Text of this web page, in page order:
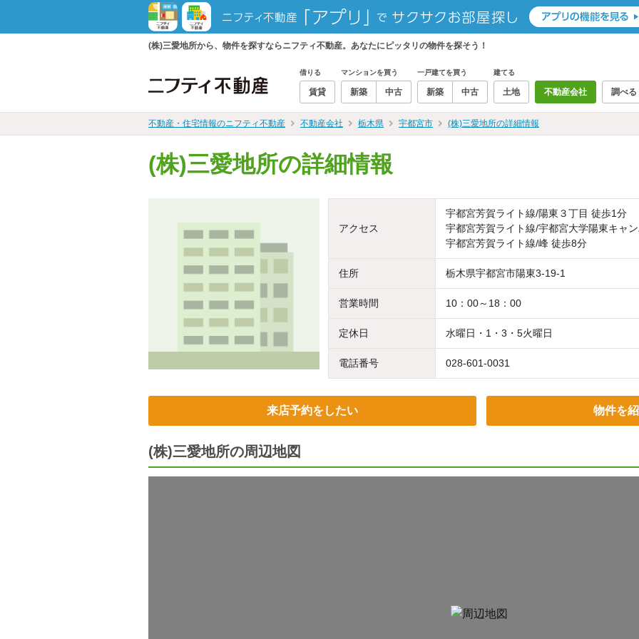
(株)三愛地所から、物件を探すならニフティ不動産。あなたにピッタリの物件を探そう！
借りる
賃貸
マンションを買う
新築 中古
一戸建てを買う
新築 中古
建てる
土地 不動産会社 調べる
不動産・住宅情報のニフティ不動産 不動産会社 栃木県 宇都宮市 (株)三愛地所の詳細情報
(株)三愛地所の詳細情報
アクセス
宇都宮芳賀ライト線/陽東３丁目 徒歩1分
宇都宮芳賀ライト線/宇都宮大学陽東キャ
宇都宮芳賀ライト線/峰 徒歩8分
住所 栃木県宇都宮市陽東3-19-1
営業時間 10：00～18：00
定休日 水曜日・1・3・5火曜日
電話番号 028-601-0031
来店予約をしたい 物件を
(株)三愛地所の周辺地図